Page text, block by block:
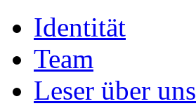
Identität
Team
Leser über uns